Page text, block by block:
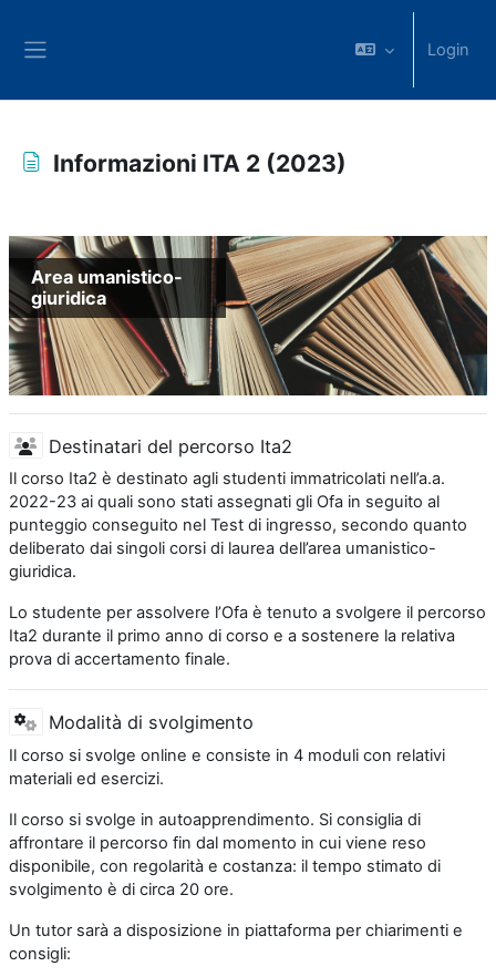
Login
Informazioni ITA 2 (2023)
Area umanistico-
giuridica
Destinatari del percorso Ita2
Il corso Ita2 è destinato agli studenti immatricolati nell’a.a.
2022-23 ai quali sono stati assegnati gli Ofa in seguito al
punteggio conseguito nel Test di ingresso, secondo quanto
deliberato dai singoli corsi di laurea dell’area umanistico-
giuridica.
Lo studente per assolvere l’Ofa è tenuto a svolgere il percorso
Ita2 durante il primo anno di corso e a sostenere la relativa
prova di accertamento finale.
Modalità di svolgimento
Il corso si svolge online e consiste in 4 moduli con relativi
materiali ed esercizi.
Il corso si svolge in autoapprendimento. Si consiglia di
affrontare il percorso fin dal momento in cui viene reso
disponibile, con regolarità e costanza: il tempo stimato di
svolgimento è di circa 20 ore.
Un tutor sarà a disposizione in piattaforma per chiarimenti e
consigli: